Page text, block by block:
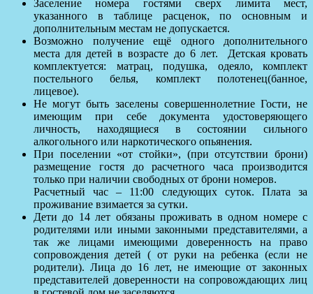
Заселение номера гостями сверх лимита мест,
указанного в таблице расценок, по основным и
дополнительным местам не допускается.
Возможно получение ещё одного дополнительного
места для детей в возрасте до 6 лет. Детская кровать
комплектуется: матрац, подушка, одеяло, комплект
постельного белья, комплект полотенец(банное,
лицевое).
Не могут быть заселены совершеннолетние Гости, не
имеющим при себе документа удостоверяющего
личность, находящиеся в состоянии сильного
алкогольного или наркотического опьянения.
При поселении «от стойки», (при отсутствии брони)
размещение гостя до расчетного часа производится
только при наличии свободных от брони номеров.
Расчетный час – 11:00 следующих суток. Плата за
проживание взимается за сутки.
Дети до 14 лет обязаны проживать в одном номере с
родителями или иными законными представителями, а
так же лицами имеющими доверенность на право
сопровождения детей ( от руки на ребенка (если не
родители). Лица до 16 лет, не имеющие от законных
представителей доверенности на сопровождающих лиц